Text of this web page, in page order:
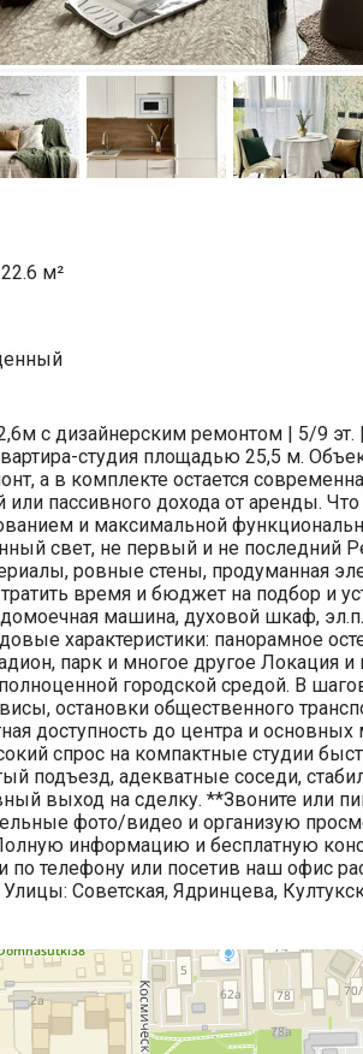
м²
с дизайнерским ремонтом | 5/9 эт.
студия площадью 25,5 м.
а в комплекте остается
или пассивного дохода от аренды.
и максимальной
свет, не первый и не последний
ровные стены, продуманная
время и бюджет на подбор и
машина, духовой шкаф,
характеристики: панорамное
парк и многое другое Локация и
городской средой. В
остановки общественного
доступность до центра и
спрос на компактные студии
подъезд, адекватные соседи,
выход на сделку. **Звоните или
фото/видео и организую
информацию и бесплатную
по телефону или посетив наш офис
Советская, Ядринцева,